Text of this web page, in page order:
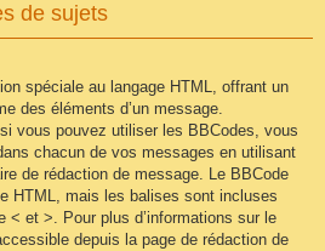
de sujets
spéciale au langage HTML, offrant un
des éléments d’un message.
vous pouvez utiliser les BBCodes, vous
chacun de vos messages en utilisant
de rédaction de message. Le BBCode
HTML, mais les balises sont incluses
< et >. Pour plus d’informations sur le
depuis la page de rédaction de